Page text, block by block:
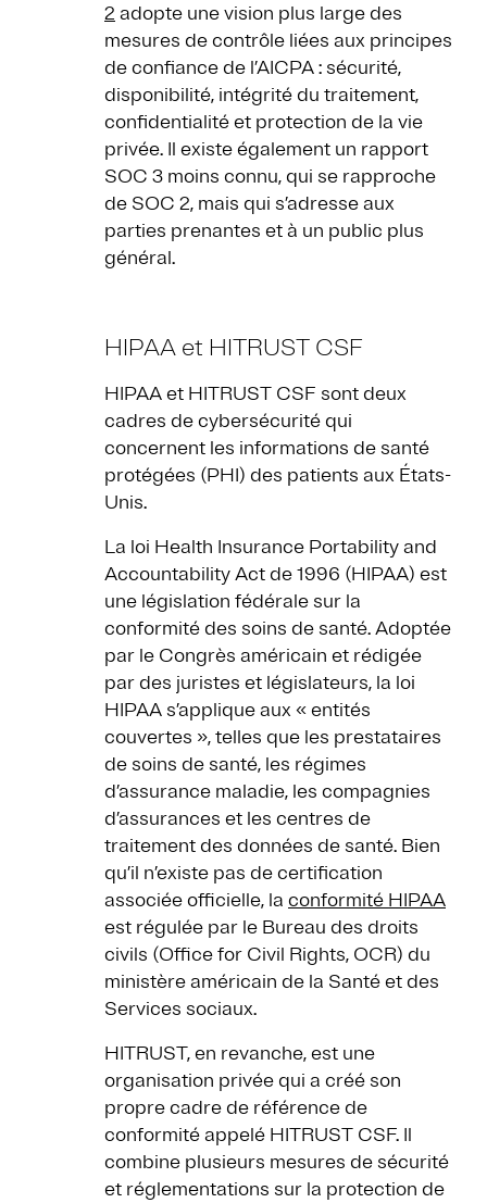
2 adopte une vision plus large des
mesures de contrôle liées aux principes
de confiance de l’AICPA : sécurité,
disponibilité, intégrité du traitement,
confidentialité et protection de la vie
privée. Il existe également un rapport
SOC 3 moins connu, qui se rapproche
de SOC 2, mais qui s’adresse aux
parties prenantes et à un public plus
général.
HIPAA et HITRUST CSF
HIPAA et HITRUST CSF sont deux
cadres de cybersécurité qui
concernent les informations de santé
protégées (PHI) des patients aux États-
Unis.
La loi Health Insurance Portability and
Accountability Act de 1996 (HIPAA) est
une législation fédérale sur la
conformité des soins de santé. Adoptée
par le Congrès américain et rédigée
par des juristes et législateurs, la loi
HIPAA s’applique aux « entités
couvertes », telles que les prestataires
de soins de santé, les régimes
d’assurance maladie, les compagnies
d’assurances et les centres de
traitement des données de santé. Bien
qu’il n’existe pas de certification
associée officielle, la conformité HIPAA
est régulée par le Bureau des droits
civils (Office for Civil Rights, OCR) du
ministère américain de la Santé et des
Services sociaux.
HITRUST, en revanche, est une
organisation privée qui a créé son
propre cadre de référence de
conformité appelé HITRUST CSF. Il
combine plusieurs mesures de sécurité
et réglementations sur la protection de